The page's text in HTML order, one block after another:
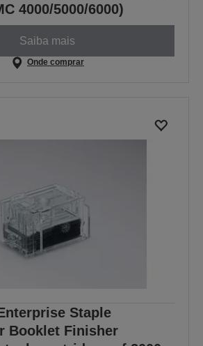
4000/5000/6000)
Saiba mais
Onde comprar
Staple
Booklet Finisher